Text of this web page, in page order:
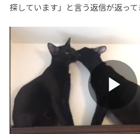
探しています」と言う返信が返って